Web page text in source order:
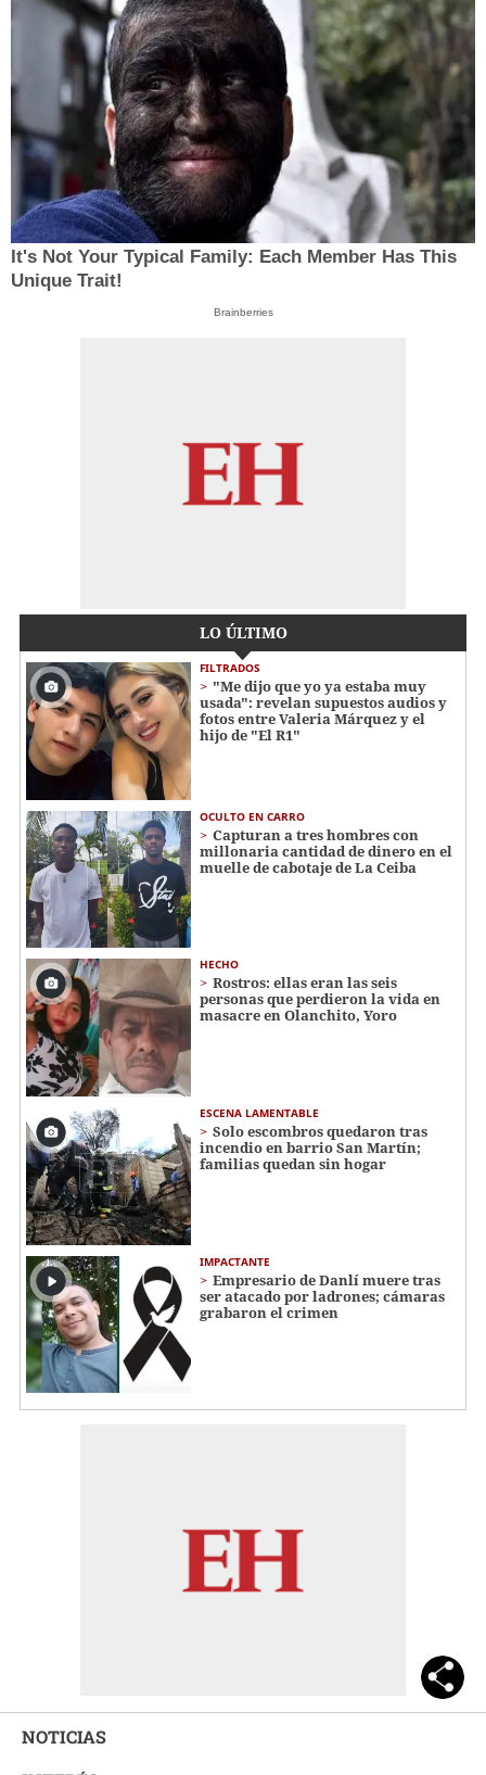
It's Not Your Typical Family: Each Member Has This
Unique Trait!
Brainberries
LO ÚLTIMO
FILTRADOS
"Me dijo que yo ya estaba muy
usada": revelan supuestos audios y
fotos entre Valeria Márquez y el
hijo de "El R1"
OCULTO EN CARRO
Capturan a tres hombres con
millonaria cantidad de dinero en el
muelle de cabotaje de La Ceiba
HECHO
Rostros: ellas eran las seis
personas que perdieron la vida en
masacre en Olanchito, Yoro
ESCENA LAMENTABLE
Solo escombros quedaron tras
incendio en barrio San Martín;
familias quedan sin hogar
IMPACTANTE
Empresario de Danlí muere tras
ser atacado por ladrones; cámaras
grabaron el crimen
NOTICIAS